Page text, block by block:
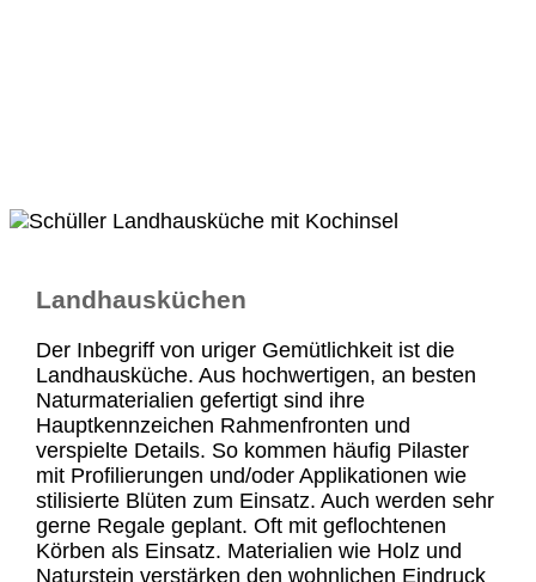
Landhausküchen
Der Inbegriff von uriger Gemütlichkeit ist die
Landhausküche. Aus hochwertigen, an besten
Naturmaterialien gefertigt sind ihre
Hauptkennzeichen Rahmenfronten und
verspielte Details. So kommen häufig Pilaster
mit Profilierungen und/oder Applikationen wie
stilisierte Blüten zum Einsatz. Auch werden sehr
gerne Regale geplant. Oft mit geflochtenen
Körben als Einsatz. Materialien wie Holz und
Naturstein verstärken den wohnlichen Eindruck